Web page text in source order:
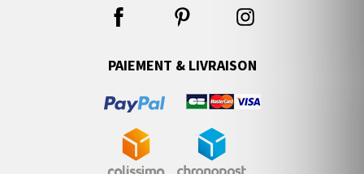
PAIEMENT & LIVRAISON